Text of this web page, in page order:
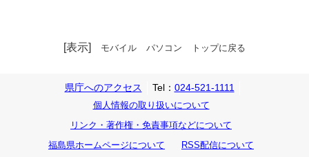
[表示] モバイル パソコン トップに戻る
県庁へのアクセス Tel： 024-521-1111
個人情報の取り扱いについて
リンク・著作権・免責事項などについて
福島県ホームページについて
RSS配信について